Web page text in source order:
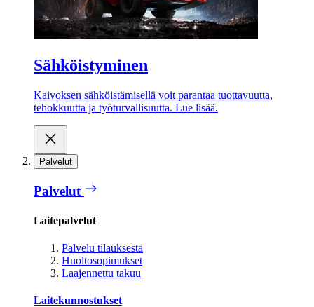
Sähköistyminen
Kaivoksen sähköistämisellä voit parantaa tuottavuutta,
tehokkuutta ja työturvallisuutta. Lue lisää.
Palvelut
Palvelut
Laitepalvelut
Palvelu tilauksesta
Huoltosopimukset
Laajennettu takuu
Laitekunnostukset